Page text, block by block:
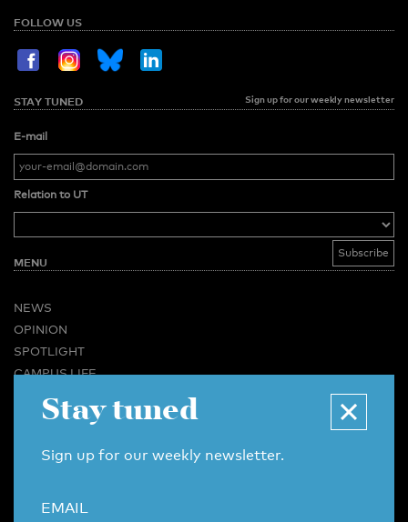
FOLLOW US
STAY TUNED Sign up for our weekly newsletter
E-mail
Relation to UT
MENU
NEWS
OPINION
SPOTLIGHT
CAMPUS LIFE
BUSINESS & CAREER
CONTACT
Stay tuned
Sign up for our weekly newsletter.
EMAIL